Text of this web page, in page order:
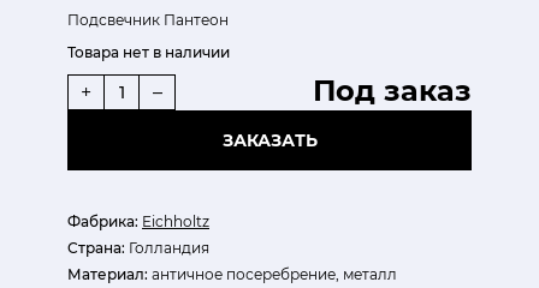
Подсвечник Пантеон
Фабрика: Eichholtz
Страна: Голландия
Материал: античное посеребрение, металл
Товара нет в наличии
Под заказ
+ –
ЗАКАЗАТЬ